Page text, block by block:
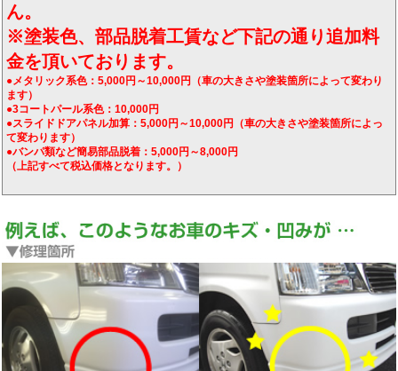
ん。
※塗装色、部品脱着工賃など下記の通り追加料
金を頂いております。
●メタリック系色：5,000円～10,000円（車の大きさや塗装箇所によって変わり
ます）
●3コートパール系色：10,000円
●スライドドアパネル加算：5,000円～10,000円（車の大きさや塗装箇所によっ
て変わります）
●バンパ類など簡易部品脱着：5,000円～8,000円
（上記すべて税込価格となります。）